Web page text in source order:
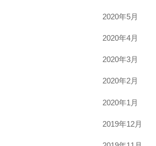
2020年5月
2020年4月
2020年3月
2020年2月
2020年1月
2019年12月